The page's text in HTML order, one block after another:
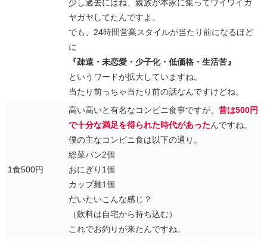
少し過去にはね、親族が本家に集ってワイワイガ
ヤガヤしてたんですよ。
でも、24時間営業スタイルが当たり前になるほど
に
『疎遠・未恋愛・少子化・低価格・生活苦』
というワードが拡大していますね。
当たり前っちゃ当たり前の話なんですけどね。
1食500円
高い高いと有名なコンビニ食事ですが、 昔は500円
で十分な満足を得られた時代があったんですね。
僕の主なコンビニ食は以下の通り。
総菜パン2個
おにぎり1個
カップ麺1個
だいたいこんな感じ？
（飲料は自宅から持ち込む）
これでお釣りが来たんですね。